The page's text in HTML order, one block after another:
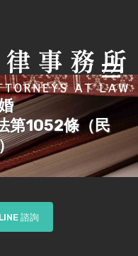
第1052條（民
LINE 諮詢